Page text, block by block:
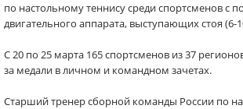
по настольному теннису среди спортсменов с
двигательного аппарата, выступающих стоя (6-
С 20 по 25 марта 165 спортсменов из 37
за медали в личном и командном зачетах.
Старший тренер сборной команды России по